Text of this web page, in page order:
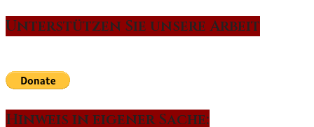
Unterstützen Sie unsere Arbeit
Hinweis in eigener Sache: